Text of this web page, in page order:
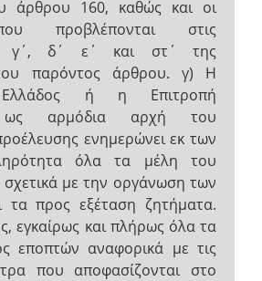
άρθρου 160, καθώς και οι
προβλέπονται στις
γ΄, δ΄ ε΄ και στ΄ της
παρόντος άρθρου. γ) Η
ή η Επιτροπή
ως αρμόδια αρχή του
ενημερώνει εκ των
όλα τα μέλη του
με την οργάνωση των
τα προς εξέταση ζητήματα.
εγκαίρως και πλήρως όλα τα
εποπτών αναφορικά με τις
που αποφασίζονται στο